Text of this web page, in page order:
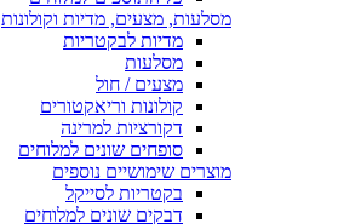
מסלעות, מצעים, מדיות וקולונות
מדיות לבקטריות
מסלעות
מצעים / חול
קולונות וריאקטורים
דקורציות למרינה
סופחים שונים למלוחים
מוצרים שימושיים נוספים
בקטריות לסייקל
דבקים שונים למלוחים